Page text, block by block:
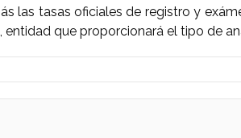
las tasas oficiales de registro y
que proporcionará el tipo de